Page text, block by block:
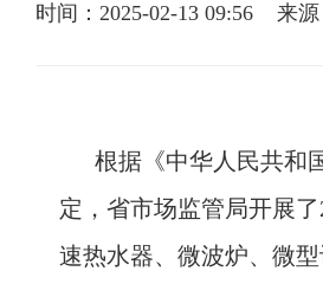
时间：2025-02-13 09:56 来
根据《中华人民共和国
定，省市场监管局开展
速热水器、微波炉、微